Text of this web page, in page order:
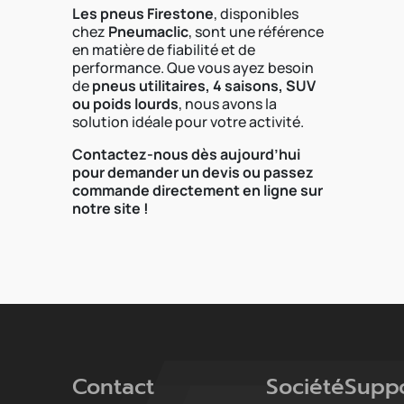
Les pneus Firestone, disponibles
chez Pneumaclic, sont une référence
en matière de fiabilité et de
performance. Que vous ayez besoin
depneus utilitaires, 4 saisons, SUV
ou poids lourds, nous avons la
solution idéale pour votre activité.
Contactez-nous dès aujourd’hui
pour demander un devis ou passez
commande directement en ligne sur
notre site !
Contact Société